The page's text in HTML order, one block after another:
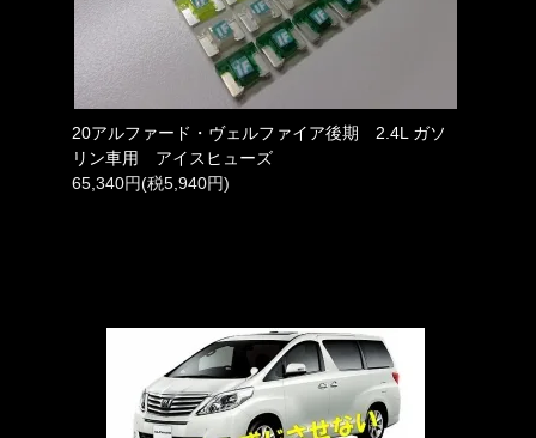
20アルファード・ヴェルファイア後期 2.4L ガソ
リン車用 アイスヒューズ
65,340円(税5,940円)